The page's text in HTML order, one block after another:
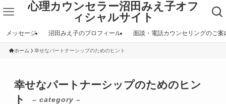
心理カウンセラー沼田みえ子オフ
ィシャルサイト
メッセージ 沼田みえ子のプロフィール 面談・電話カウンセリングのご案
ホーム 幸せなパートナーシップのためのヒント
幸せなパートナーシップのためのヒン
ト
– category –